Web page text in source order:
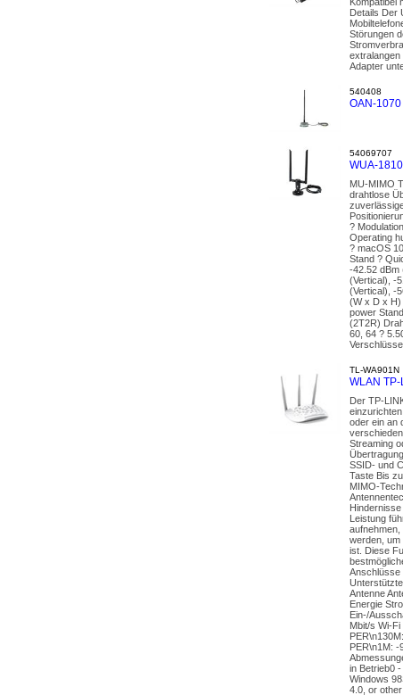
Details Der
Störungen
extralangen
Adapter
540408
OAN-
54069707
WUA-
MU-MIMO
drahtlose
?
Operating
? macOS
Stand ?
-42.52 dBm
(Vertical), -
(Vertical), -
(W x D x H)
power
(2T2R)
60, 64 ?
TL-WA901N
WLAN
Der TP-
oder ein an
Streaming
SSID- und
Taste Bis
MIMO-
Leistung
werden, um
ist. Diese
Anschlüsse
Antenne
Energie
Ein-/
Mbit/s Wi-
PER\n1M: -
in Betrieb0
Windows
4.0, or